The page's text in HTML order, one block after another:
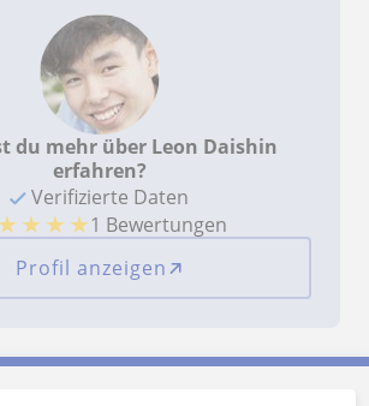
du mehr über Leon Daishin
erfahren?
Verifizierte Daten
★ ★ ★ ★1 Bewertungen
Profil anzeigen